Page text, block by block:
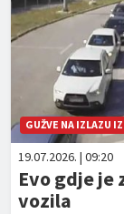
GUŽVE NA IZLAZU
19.07.2026. | 09:20
Evo gdje je
vozila